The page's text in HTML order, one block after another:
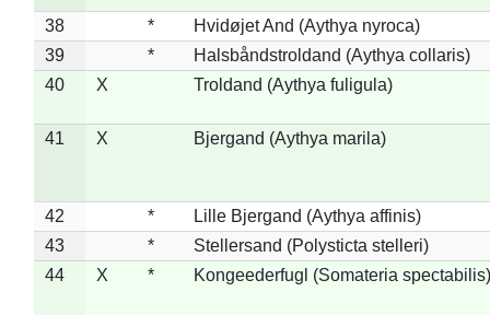
38 *
Hvidøjet And (Aythya nyroca)
39
*
Halsbåndstroldand (Aythya collaris)
40
X Troldand (Aythya fuligula)
41 X Bjergand (Aythya marila)
42 *
Lille Bjergand (Aythya affinis)
43
*
Stellersand (Polysticta stelleri)
44
X * Kongeederfugl (Somateria spectabilis)